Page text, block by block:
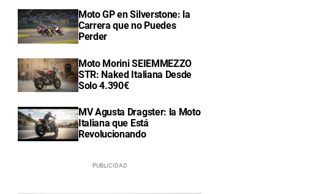
Moto GP en Silverstone: la
Carrera que no Puedes
Perder
Moto Morini SEIEMMEZZO
STR: Naked Italiana Desde
Solo 4.390€
MV Agusta Dragster: la Moto
Italiana que Está
Revolucionando